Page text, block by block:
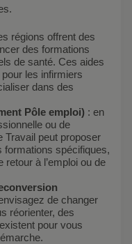
régions offrent des
des formations
de santé. Ces aides
les infirmiers
dans des
Pôle emploi) : en
ou de
Travail peut proposer
formations spécifiques,
retour à l’emploi ou de
de changer
réorienter, des
pour vous